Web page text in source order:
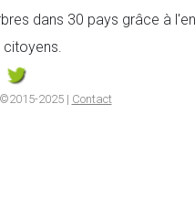
dans 30 pays grâce à
citoyens.
2025 | Contact